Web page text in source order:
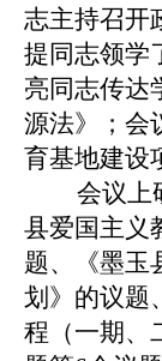
志主持召开
提同志领学
亮同志传达
源法》；会
育基地建设
会议上
县爱国主义
题、
《墨玉
划》的议题、
程（一期、